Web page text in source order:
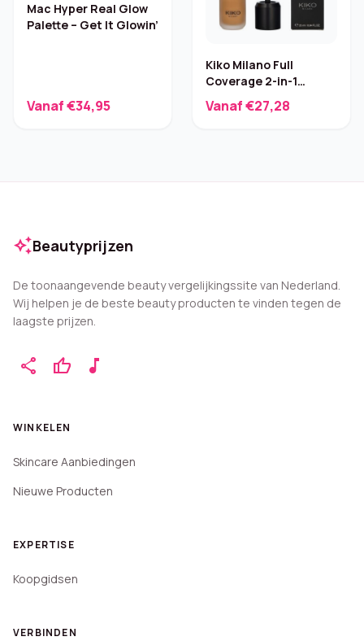
Mac Hyper Real Glow
Palette – Get It Glowin’
Vanaf €34,95
Kiko Milano Full
Coverage 2-in-1
Concealer
Vanaf €27,28
auto_awesomeBeautyprijzen
De toonaangevende beauty vergelijkingssite van Nederland.
Wij helpen je de beste beauty producten te vinden tegen de
laagste prijzen.
share thumb_up music_note
WINKELEN
Skincare Aanbiedingen
Nieuwe Producten
EXPERTISE
Koopgidsen
VERBINDEN